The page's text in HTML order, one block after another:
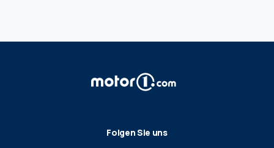
Folgen Sie uns